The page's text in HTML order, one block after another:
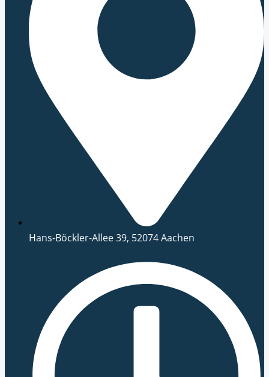
Hans-Böckler-Allee 39, 52074 Aachen